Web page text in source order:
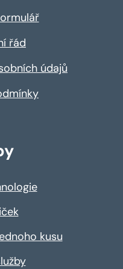
řád
údajů
kusu